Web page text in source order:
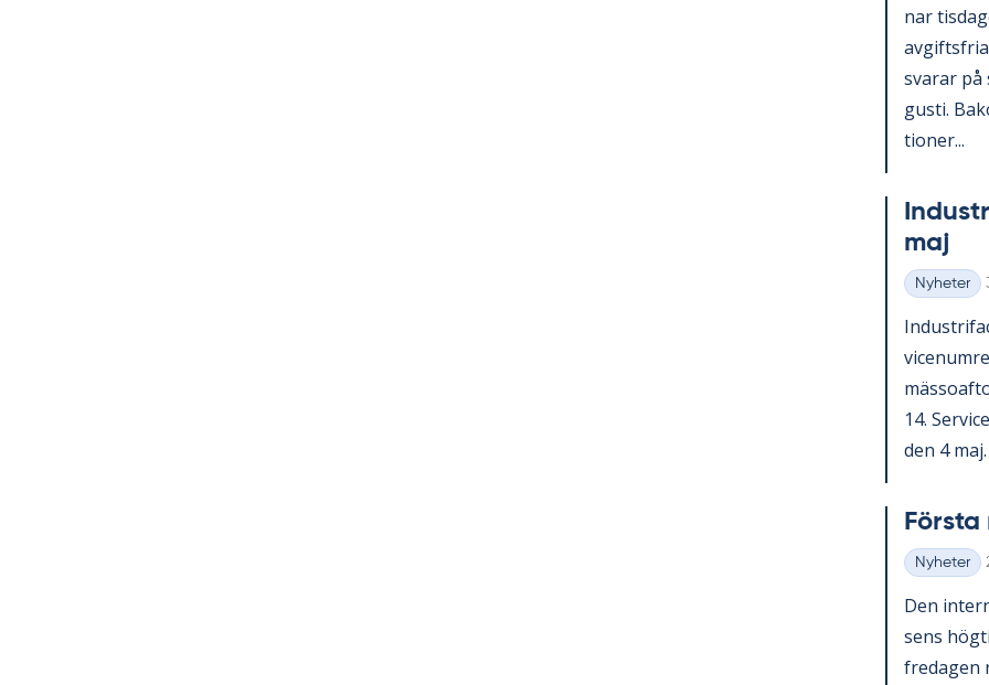
nar
sva­rar
gusti.
tio­ner...
maj
Kategorier
Nyheter
14.
den 4
Kategorier
Nyheter
Den
sens
fre­da­gen